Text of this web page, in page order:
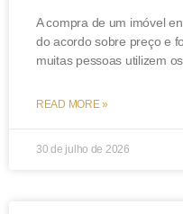
de Julgamento: 22/
Privado, Data de
Conclusão
A compra de um imóvel
do acordo sobre preço e
muitas pessoas utilizem
READ MORE »
30 de julho de 2026